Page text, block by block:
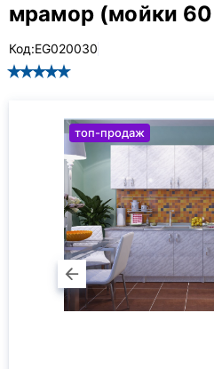
мрамор (мойки
Код:EG020030
топ-продаж